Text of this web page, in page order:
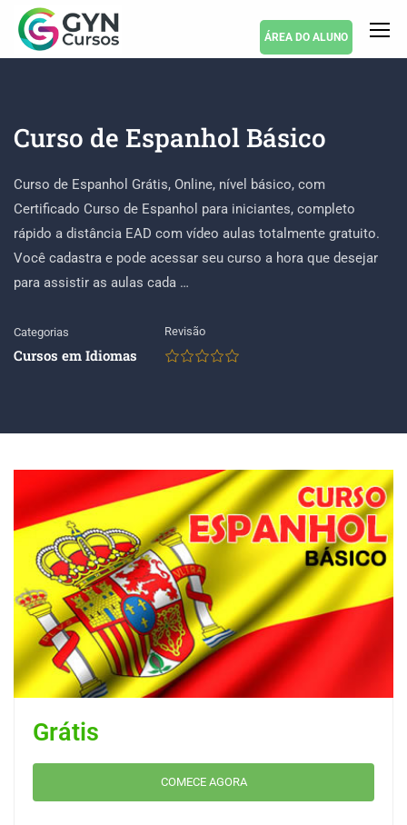
ÁREA DO ALUNO
Curso de Espanhol Básico
Curso de Espanhol Grátis, Online, nível básico, com
Certificado Curso de Espanhol para iniciantes, completo
rápido a distância EAD com vídeo aulas totalmente gratuito.
Você cadastra e pode acessar seu curso a hora que desejar
para assistir as aulas cada …
Categorias
Cursos em Idiomas
Revisão
Grátis
COMECE AGORA